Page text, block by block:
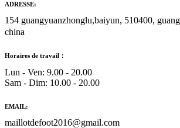
ADRESSE:
154 guangyuanzhonglu,baiyun, 510400,
china
Horaires de travail：
Lun - Ven: 9.00 - 20.00
Sam - Dim: 10.00 - 20.00
EMAIL:
maillotdefoot2016@gmail.com